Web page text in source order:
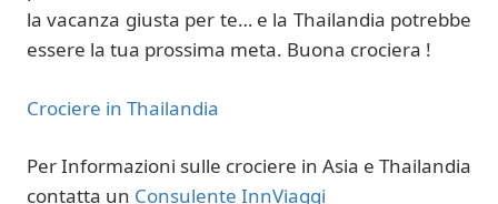
la vacanza giusta per te… e la Thailandia potrebbe
essere la tua prossima meta. Buona crociera !
Crociere in Thailandia
Per Informazioni sulle crociere in Asia e Thailandia
contatta un Consulente InnViaggi